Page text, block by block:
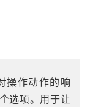
操作动作的响
选项。用于让